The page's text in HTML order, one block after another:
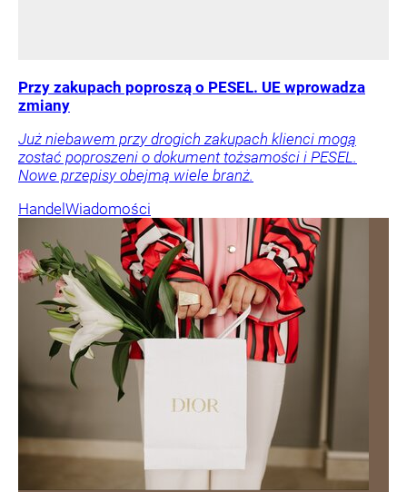
Przy zakupach poproszą o PESEL. UE wprowadza
zmiany
Już niebawem przy drogich zakupach klienci mogą
zostać poproszeni o dokument tożsamości i PESEL.
Nowe przepisy obejmą wiele branż.
HandelWiadomości